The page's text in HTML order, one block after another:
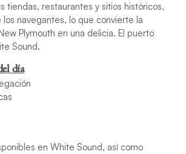
tiendas, restaurantes y sitios históricos,
navegantes, lo que convierte la
Plymouth en una delicia. El puerto
Sound.
día
en White Sound, así como